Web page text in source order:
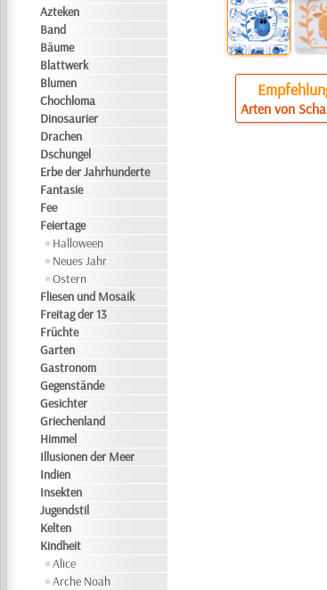
Azteken
Band
Bäume
Blattwerk
Blumen
Chochloma
Dinosaurier
Drachen
Dschungel
Erbe der Jahrhunderte
Fantasie
Fee
Feiertage
Halloween
Neues Jahr
Ostern
Fliesen und Mosaik
Freitag der 13
Früchte
Garten
Gastronom
Gegenstände
Gesichter
Griechenland
Himmel
Illusionen der Meer
Indien
Insekten
Jugendstil
Kelten
Kindheit
Alice
Arche Noah
Arten von